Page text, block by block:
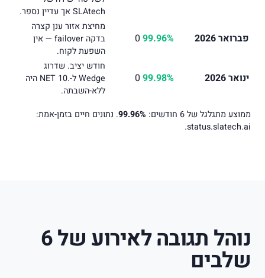
SLAtech אך עדיין נספר.
פברואר 2026 99.96%
0
מחיצת אזור ענן קצרה
בדקה failover — אין
השפעת לקוח.
ינואר 2026 99.98%
0
חודש יציב. שדרוג
Wedge ל-.NET 10 היה
ללא-השבתה.
ממוצע מתגלגל של 6 חודשים:
99.96%. נתונים חיים בזמן-אמת:
status.slatech.ai
.
נוהל תגובה לאירוע של 6
שלבים